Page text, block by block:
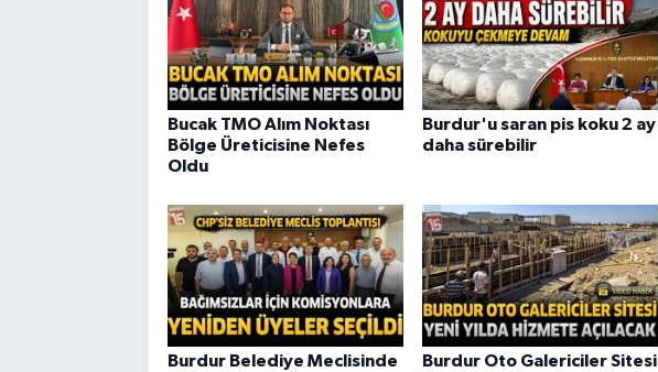
Bucak TMO Alım Noktası
Bölge Üreticisine Nefes
Oldu
Burdur'u saran pis koku 2 ay
daha sürebilir
Burdur Belediye Meclisinde
Burdur Oto Galericiler Sitesi